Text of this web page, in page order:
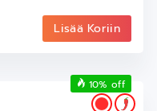
Lisää Koriin
10% off